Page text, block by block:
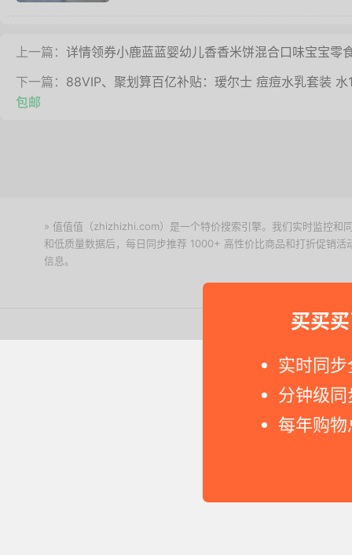
买买
实时同
分钟级
每年购
上一篇： 详情领券小鹿蓝蓝婴幼儿香香米饼混合口味宝宝零
下一篇： 88VIP、聚划算百亿补贴：瑷尔士 痘痘水乳套装
包邮
» 值值值（zhizhizhi.com）是一个特价搜索引擎。我们实时监控和
和低质量数据后，每日同步推荐 1000+ 高性价比商品和打折促销
信息。
Copyright © 2011-2026 网购